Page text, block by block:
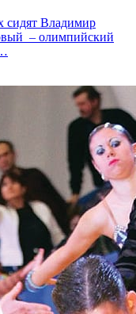
сидят Владимир
– олимпийский